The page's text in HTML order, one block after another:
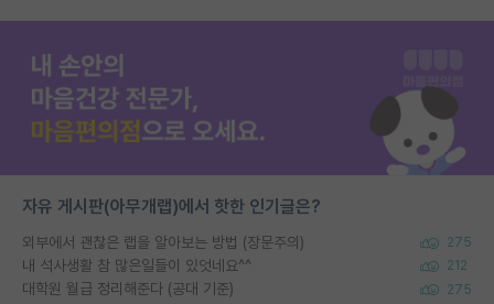
자유 게시판(아무개랩)에서 핫한 인기글은?
외부에서 괜찮은 랩을 알아보는 방법 (장문주의) 275
내 석사생활 참 많은일들이 있엇네요^^ 212
대학원 월급 정리해준다 (공대 기준) 275